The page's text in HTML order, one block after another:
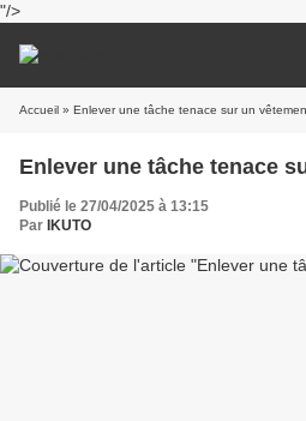
"/>
Accueil » Enlever une tâche tenace sur un
Enlever une tâche tenace
Publié le 27/04/2025 à 13:15
Par IKUTO